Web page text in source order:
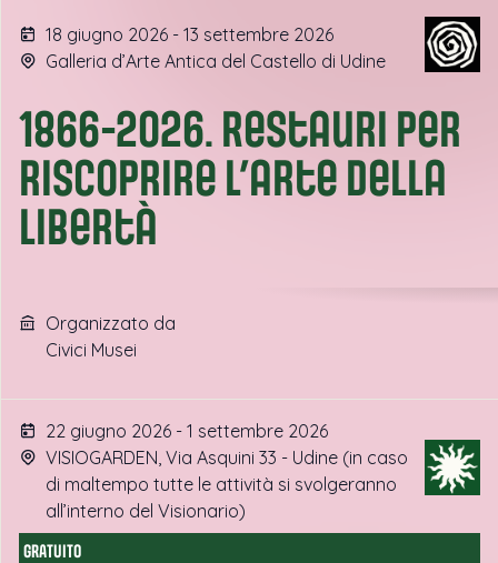
18 giugno 2026 - 13 settembre 2026
Galleria d’Arte Antica del Castello di Udine
1866-2026. Restauri per
riscoprire l’arte della
libertà
Organizzato da
Civici Musei
22 giugno 2026 - 1 settembre 2026
VISIOGARDEN, Via Asquini 33 - Udine (in caso
di maltempo tutte le attività si svolgeranno
all’interno del Visionario)
GRATUITO